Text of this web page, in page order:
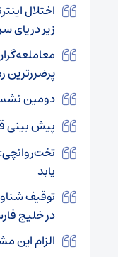
اختلال
زیر دریای
پرضررترین
دومین
پیش بینی
یابد
در خلیج
الزام این